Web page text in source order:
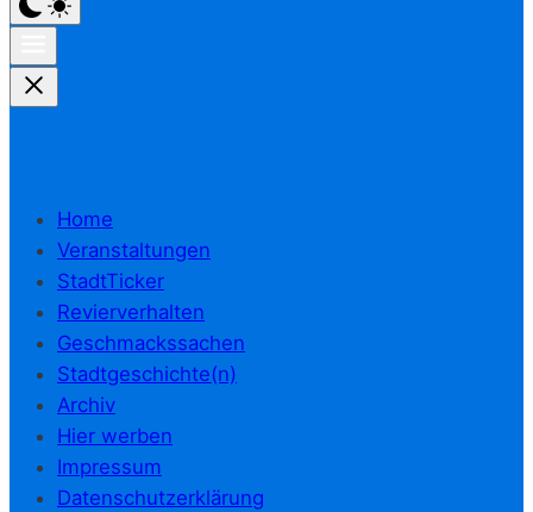
Home
Veranstaltungen
StadtTicker
Revierverhalten
Geschmackssachen
Stadtgeschichte(n)
Archiv
Hier werben
Impressum
Datenschutzerklärung